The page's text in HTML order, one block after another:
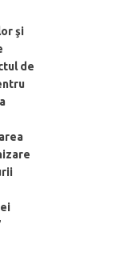
şi
de